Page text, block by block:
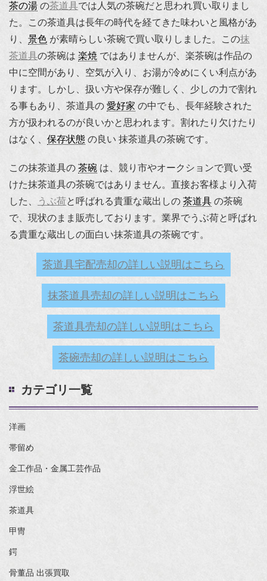
茶の湯 の茶道具では人気の茶碗だと思われ買い取りまし
た。この茶道具は長年の時代を経てきた味わいと風格があ
り、 景色 が素晴らしい茶碗で買い取りしました。この抹
茶道具の茶碗は 楽焼 ではありませんが、楽茶碗は作品の
中に空間があり、空気が入り、お湯が冷めにくい利点があ
ります。しかし、扱い方や保存が難しく、少しの力で割れ
る事もあり、茶道具の 愛好家 の中でも、長年経験された
方が扱われるのが良いかと思われます。割れたり欠けたり
はなく、 保存状態 の良い 抹茶道具の茶碗です。
この抹茶道具の 茶碗 は、競り市やオークションで買い受
けた抹茶道具の茶碗ではありません。直接お客様より入荷
した、
うぶ荷と呼ばれる貴重な蔵出しの 茶道具 の茶碗
で、現状のまま販売しております。業界でうぶ荷と呼ばれ
る貴重な蔵出しの面白い抹茶道具の茶碗です。
茶道具宅配売却の詳しい説明はこちら
抹茶道具売却の詳しい説明はこちら
茶道具売却の詳しい説明はこちら
茶碗売却の詳しい説明はこちら
カテゴリ一覧
洋画
帯留め
金工作品・金属工芸作品
浮世絵
茶道具
甲冑
鍔
骨董品 出張買取